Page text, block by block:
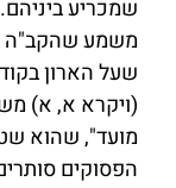
שמכריע
משמע שהקב"ה
שעל הארון
(ויקרא א, א)
מועד", שהוא
הפסוקים